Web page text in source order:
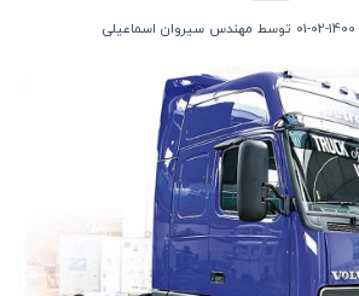
1400-02-01 توسط مهندس سیروان اسماعیلی